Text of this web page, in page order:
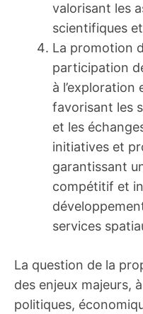
valorisant les
scientifiques
La promotion
participation
à l’exploration
favorisant les
et les
initiatives et
garantissant
compétitif et
services
La question de la
des enjeux majeurs,
politiques,